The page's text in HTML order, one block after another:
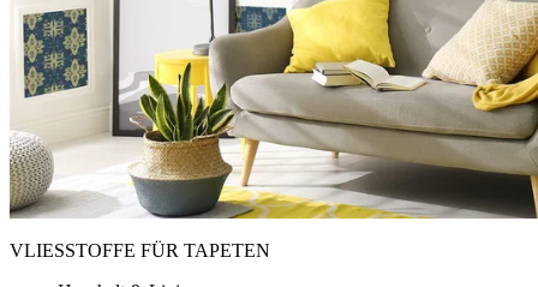
VLIESSTOFFE FÜR TAPETEN